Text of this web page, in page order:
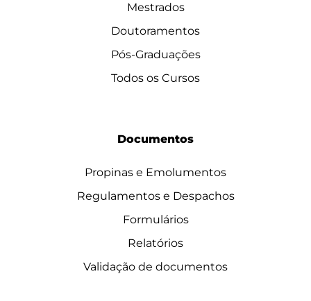
Mestrados
Doutoramentos
Pós-Graduações
Todos os Cursos
Documentos
Propinas e Emolumentos
Regulamentos e Despachos
Formulários
Relatórios
Validação de documentos